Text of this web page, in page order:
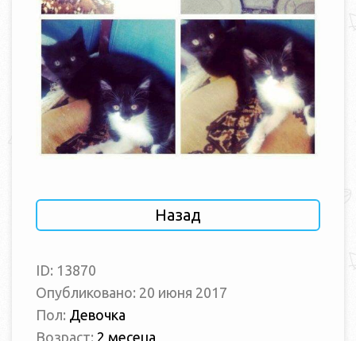
Назад
ID: 13870
Опубликовано: 20 июня 2017
Пол: Девочка
Возраст: 2 месеца